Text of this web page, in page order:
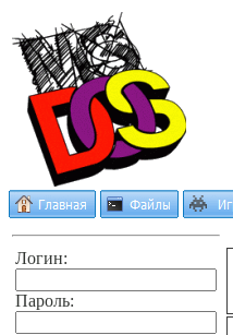
Логин:
Пароль: